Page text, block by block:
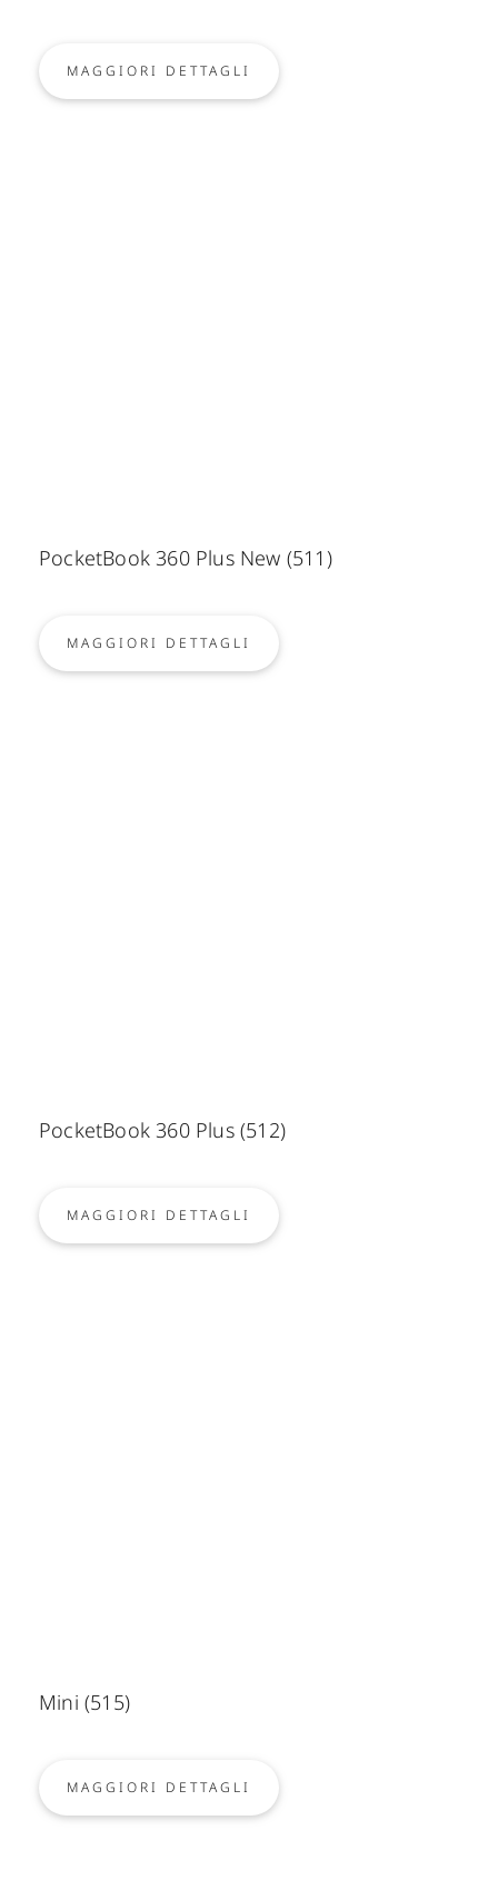
MAGGIORI DETTAGLI
PocketBook 360 Plus New (511)
MAGGIORI DETTAGLI
PocketBook 360 Plus (512)
MAGGIORI DETTAGLI
Mini (515)
MAGGIORI DETTAGLI